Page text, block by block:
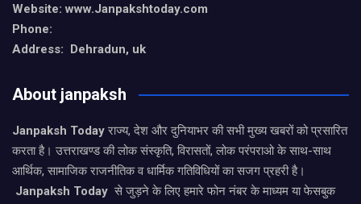
Website: www.Janpakshtoday.com
Phone:
Address: Dehradun, uk
About janpaksh
Janpaksh Todayराज्य, देश और दुनियाभर की सभी मुख्य खबरों को प्रसारित
करता है। उत्तराखण्ड की लोक संस्कृति, विरासतों, लोक परंपराओ के साथ-साथ
आर्थिक, सामाजिक राजनीतिक व धार्मिक गतिविधियों का सजग प्रहरी है।
Janpaksh Today से जुड़ने के लिए हमारे फोन नंबर के माध्यम या फेसबुक